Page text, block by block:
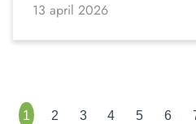
13 april 2026
1 2 3 4 5 6